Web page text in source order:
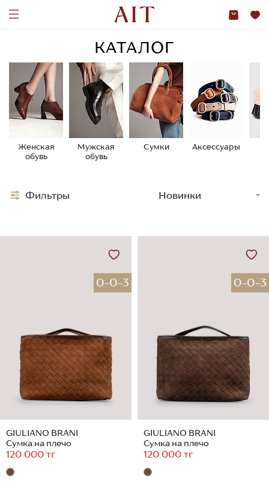
КАТАЛОГ
Женская
обувь
Мужская
обувь
Сумки Аксессуары
0-0-3
GIULIANO BRANI
Сумка на плечо
120 000 тг
0-0-3
GIULIANO BRANI
Сумка на плечо
120 000 тг
Фильтры